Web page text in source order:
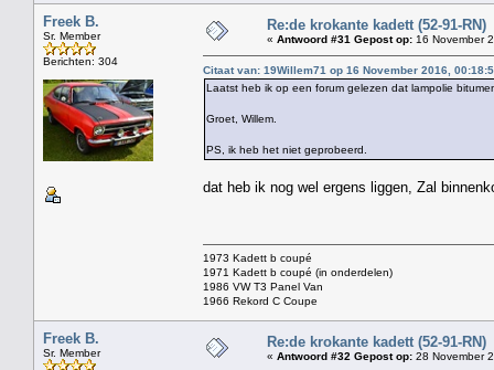
Freek B.
Sr. Member
Berichten: 304
Re:de krokante kadett (52-91-RN)
« Antwoord #31 Gepost op: 16 November
Citaat van: 19Willem71 op 16 November 2016,
Laatst heb ik op een forum gelezen dat lampolie
Groet, Willem.
PS, ik heb het niet geprobeerd.
dat heb ik nog wel ergens liggen, Zal
1973 Kadett b coupé
1971 Kadett b coupé (in onderdelen)
1986 VW T3 Panel Van
1966 Rekord C Coupe
Freek B.
Sr. Member
Re:de krokante kadett (52-91-RN)
« Antwoord #32 Gepost op: 28 November